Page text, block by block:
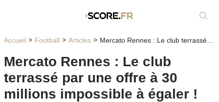
Accueil Football Articles Mercato Rennes : Le club terrassé par une offre à 30 millions impossible à égaler !
Mercato Rennes : Le club
terrassé par une offre à 30
millions impossible à égaler !